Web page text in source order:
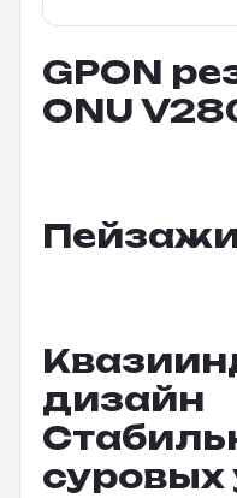
GPON
ONU
дизайн
суровых